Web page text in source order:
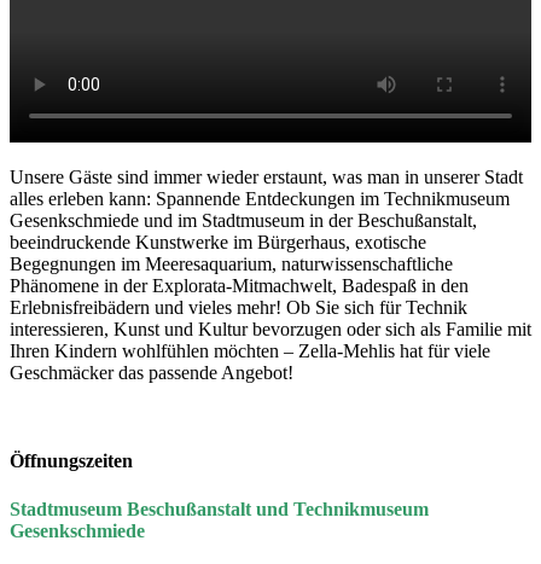
Unsere Gäste sind immer wieder erstaunt, was man in unserer Stadt
alles erleben kann: Spannende Entdeckungen im Technikmuseum
Gesenkschmiede und im Stadtmuseum in der Beschußanstalt,
beeindruckende Kunstwerke im Bürgerhaus, exotische
Begegnungen im Meeresaquarium, naturwissenschaftliche
Phänomene in der Explorata-Mitmachwelt, Badespaß in den
Erlebnisfreibädern und vieles mehr! Ob Sie sich für Technik
interessieren, Kunst und Kultur bevorzugen oder sich als Familie mit
Ihren Kindern wohlfühlen möchten – Zella-Mehlis hat für viele
Geschmäcker das passende Angebot!
Öffnungszeiten
Stadtmuseum Beschußanstalt und Technikmuseum
Gesenkschmiede